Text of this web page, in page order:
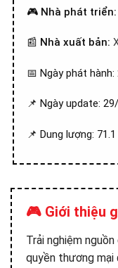
🎮 Nhà phát triển:
📰 Nhà xuất bản:
📅 Ngày phát
📌 Ngày update:
📌 Dung lượng: 71.1
🎮 Giới thiệu
Trải nghiệm
quyền thương